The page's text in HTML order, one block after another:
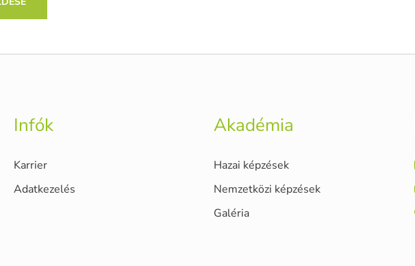
Infók
Karrier
Adatkezelés
Akadémia
Hazai képzések
Nemzetközi képzések
Galéria